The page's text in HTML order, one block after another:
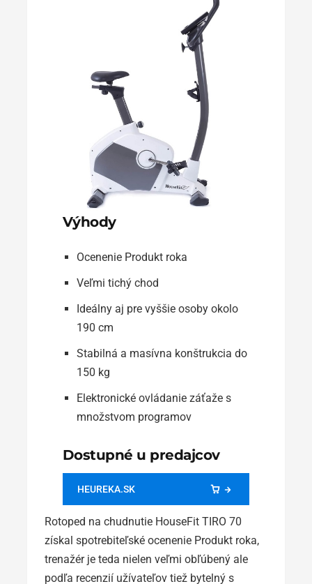
Výhody
Ocenenie Produkt roka
Veľmi tichý chod
Ideálny aj pre vyššie osoby okolo
190 cm
Stabilná a masívna konštrukcia do
150 kg
Elektronické ovládanie záťaže s
množstvom programov
Dostupné u predajcov
HEUREKA.SK
Rotoped na chudnutie HouseFit TIRO 70
získal spotrebiteľské ocenenie Produkt roka,
trenažér je teda nielen veľmi obľúbený ale
podľa recenzií užívateľov tiež bytelný s